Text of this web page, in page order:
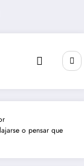
o pensar que